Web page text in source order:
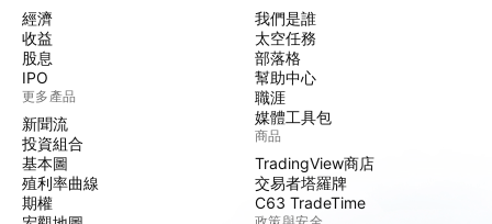
經濟
收益
股息
IPO
更多產品
新聞流
投資組合
基本圖
殖利率曲線
期權
我們是誰
太空任務
部落格
幫助中心
職涯
媒體工具包
商品
TradingView商店
交易者塔羅牌
C63 TradeTime